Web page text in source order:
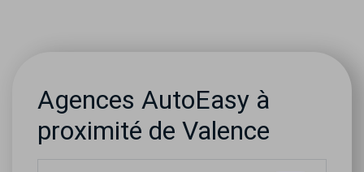
Agences AutoEasy à
proximité de Valence